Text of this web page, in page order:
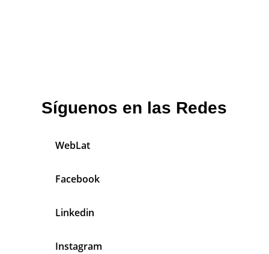
Síguenos en las Redes
WebLat
Facebook
Linkedin
Instagram